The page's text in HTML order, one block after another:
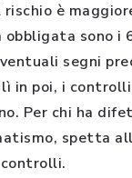
rischio è
sono i
segni
in poi, i
Per chi ha
spetta